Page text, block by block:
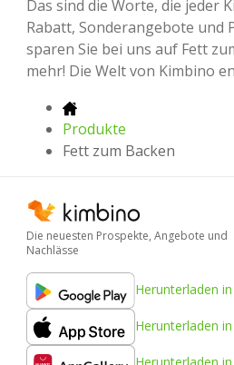
Das sind die Worte, die jeder
Rabatt, Sonderangebote und
sparen Sie bei uns auf Fett
mehr! Die Welt von Kimbino
Produkte
Fett zum Backen
Die neuesten Prospekte, Angebote und
Nachlässe
Herunterladen in
Herunterladen in
Herunterladen in